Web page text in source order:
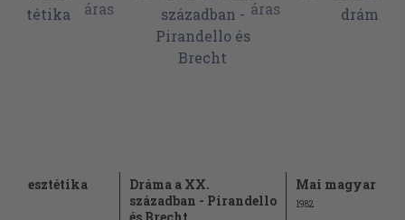
esztétika
Dráma a XX.
században - Pirandello
Mai magyar
1982